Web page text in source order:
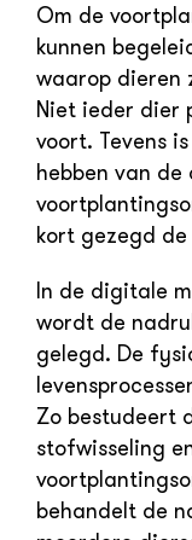
Om de
kunnen
waarop dieren
Niet ieder dier
voort. Tevens
hebben van
kort gezegd
In de digitale
wordt de
gelegd. De
Zo bestudeert
stofwisseling
behandelt de